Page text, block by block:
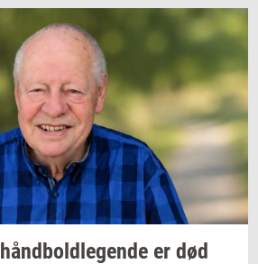
hånd­bold­le­gen­de er død